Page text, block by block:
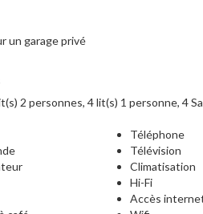
un garage privé
2 personnes, 4 lit(s) 1 personne, 4
Téléphone
Télévision
Climatisation
Hi-Fi
Accès